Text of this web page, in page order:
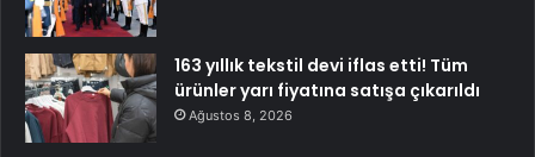
163 yıllık tekstil devi iflas etti! Tüm
ürünler yarı fiyatına satışa çıkarıldı
Ağustos 8, 2026